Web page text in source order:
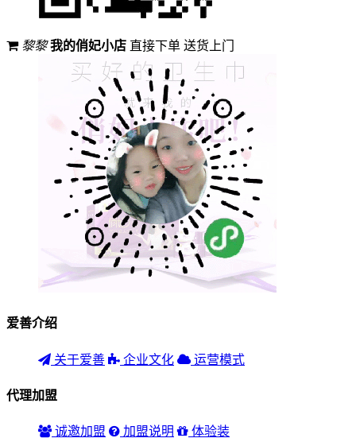
黎黎 我的俏妃小店 直接下单 送货上门
爱善介绍
关于爱善 企业文化 运营模式
代理加盟
诚邀加盟 加盟说明 体验装